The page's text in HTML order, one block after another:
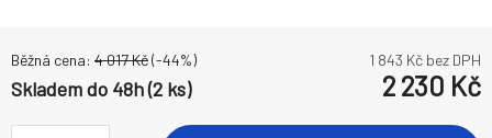
Běžná cena: 4 017Kč(-44%) 1 843 Kč bez DPH
Skladem do 48h (2 ks) 2 230 Kč